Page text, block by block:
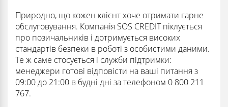
Природно, що кожен клієнт хоче отримати гарне
обслуговування. Компанія SOS CREDIT піклується
про позичальників і дотримується високих
стандартів безпеки в роботі з особистими даними.
Те ж саме стосується і служби підтримки:
менеджери готові відповісти на ваші питання з
09:00 до 21:00 в будні дні за телефоном 0 800 211
767.